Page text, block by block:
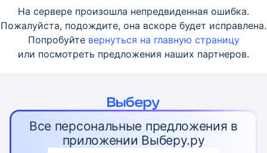
На сервере произошла непредвиденная ошибка.
Пожалуйста, подождите, она вскоре будет исправлена.
Попробуйте вернуться на главную страницу
или посмотреть предложения наших партнеров.
Все персональные предложения в
приложении Выберу.ру